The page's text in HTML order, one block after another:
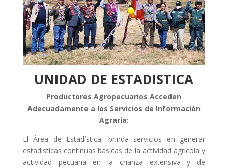
UNIDAD DE ESTADISTICA
Productores Agropecuarios Acceden
Adecuadamente a los Servicios de Información
Agraria:
El Área de Estadística, brinda servicios en generar
estadísticas continuas básicas de la actividad agrícola y
actividad pecuaria en la crianza extensiva y de